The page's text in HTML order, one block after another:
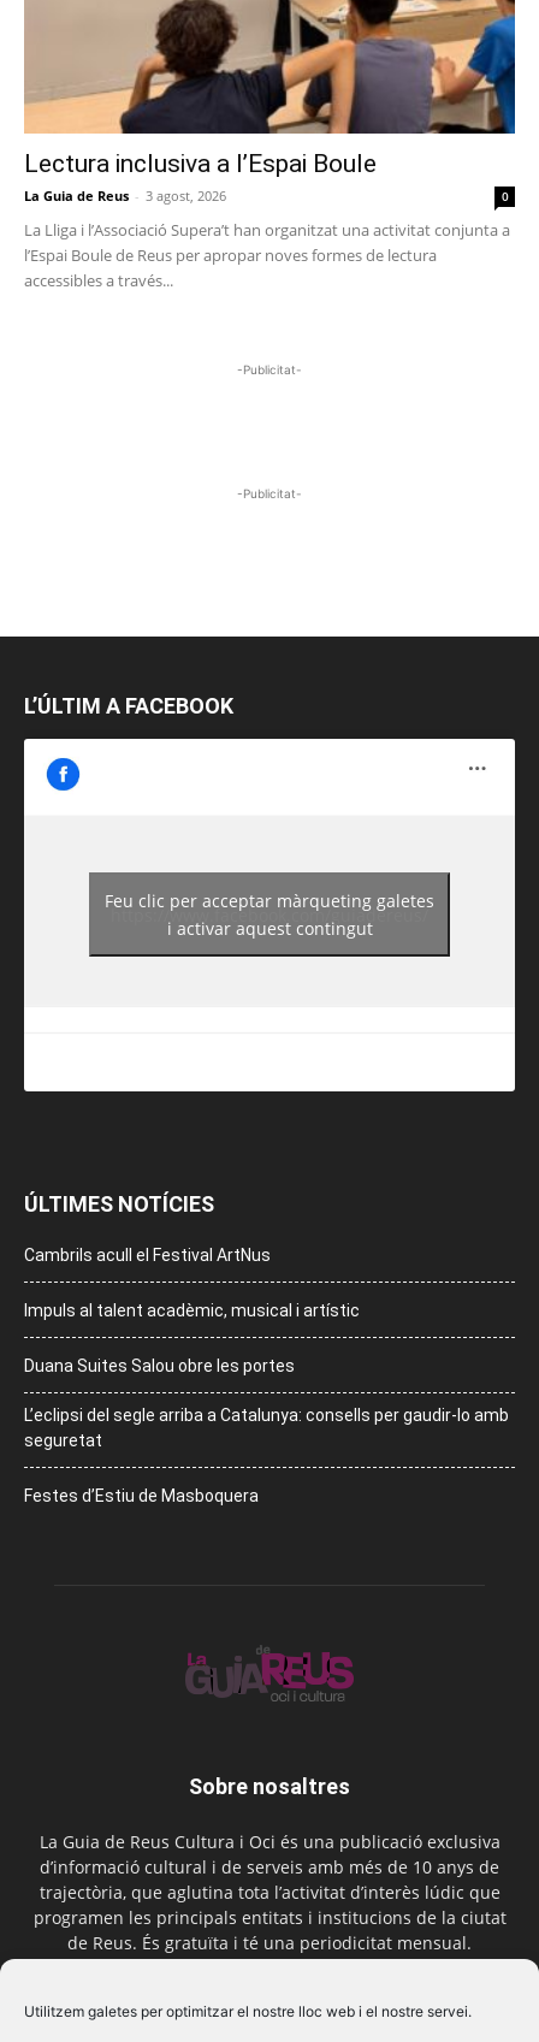
Utilitzem galetes per optimitzar el nostre lloc web i el nostre servei.
Lectura inclusiva a l’Espai Boule
La Guia de Reus - 3 agost, 2026 0
La Lliga i l’Associació Supera’t han organitzat una activitat conjunta a
l’Espai Boule de Reus per apropar noves formes de lectura
accessibles a través...
-Publicitat-
-Publicitat-
L’ÚLTIM A FACEBOOK
https://www.facebook.com/guiadereus/
Feu clic per acceptar màrqueting galetes
i activar aquest contingut
ÚLTIMES NOTÍCIES
Cambrils acull el Festival ArtNus
Impuls al talent acadèmic, musical i artístic
Duana Suites Salou obre les portes
L’eclipsi del segle arriba a Catalunya: consells per gaudir-lo amb
seguretat
Festes d’Estiu de Masboquera
Sobre nosaltres
La Guia de Reus Cultura i Oci és una publicació exclusiva
d’informació cultural i de serveis amb més de 10 anys de
trajectòria, que aglutina tota l’activitat d’interès lúdic que
programen les principals entitats i institucions de la ciutat
de Reus. És gratuïta i té una periodicitat mensual.